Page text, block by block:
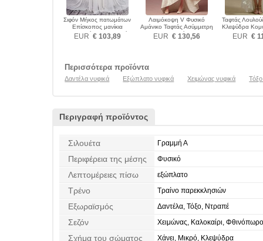
Σιφόν Μήκος πατωμάτων
Επίσκοπος μανίκια
Ελεφαντόδοντο Νυφικά
EUR € 103,89
Λαιμόκοψη V Φυσικό
Αμάνικο Ταφτάς Ασύμμετρη
Νυφικά
EUR € 130,56
Ταφτάς
Κλεψύδρα
EUR €
Περισσότερα προϊόντα
Δαντέλα νυφικά Εξώπλατο νυφικά Χειμώνας νυφικά
Περιγραφή προϊόντος
Σιλουέτα Γραμμή Α
Περιφέρεια της μέσης Φυσικό
Λεπτομέρειες πίσω εξώπλατο
Τρένο Τραίνο παρεκκλησιών
Εξωραϊσμός Δαντέλα, Τόξο, Ντραπέ
Σεζόν Χειμώνας, Καλοκαίρι,
Σχήμα του σώματος Χάνει, Μικρό, Κλεψύδρα